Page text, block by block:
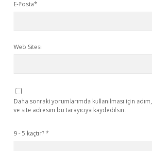
E-Posta*
Web Sitesi
Daha sonraki yorumlarımda kullanılması için
ve site adresim bu tarayıcıya kaydedilsin.
9 - 5 kaçtır?*